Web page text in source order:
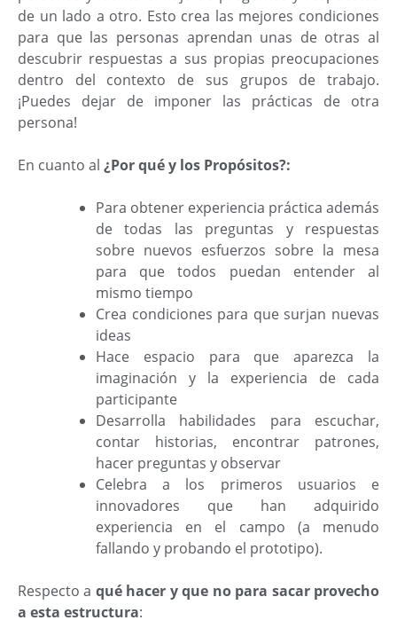
de un lado a otro. Esto crea las mejores condiciones
para que las personas aprendan unas de otras al
descubrir respuestas a sus propias preocupaciones
dentro del contexto de sus grupos de trabajo.
¡Puedes dejar de imponer las prácticas de otra
persona!
En cuanto al ¿Por qué y los Propósitos?:
Para obtener experiencia práctica además
de todas las preguntas y respuestas
sobre nuevos esfuerzos sobre la mesa
para que todos puedan entender al
mismo tiempo
Crea condiciones para que surjan nuevas
ideas
Hace espacio para que aparezca la
imaginación y la experiencia de cada
participante
Desarrolla habilidades para escuchar,
contar historias, encontrar patrones,
hacer preguntas y observar
Celebra a los primeros usuarios e
innovadores que han adquirido
experiencia en el campo (a menudo
fallando y probando el prototipo).
Respecto a qué hacer y que no para sacar provecho
a esta estructura: